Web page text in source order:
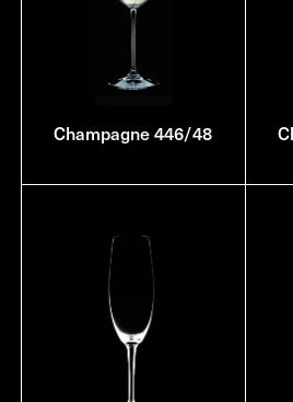
Champagne 446/48